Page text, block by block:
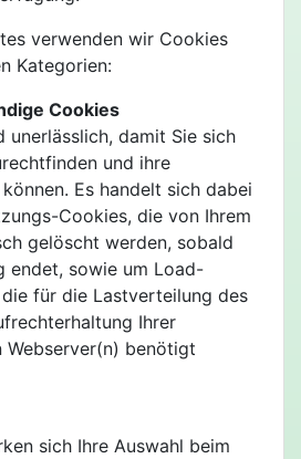
verwenden wir Cookies
Kategorien:
Cookies
unerlässlich, damit Sie sich
und ihre
Es handelt sich dabei
Cookies, die von Ihrem
gelöscht werden, sobald
endet, sowie um Load-
für die Lastverteilung des
Ihrer
Webserver(n) benötigt
sich Ihre Auswahl beim